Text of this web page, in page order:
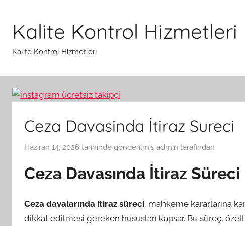
Kalite Kontrol Hizmetleri
Kalite Kontrol Hizmetleri
Ceza Davasinda İtiraz Sureci
Haziran 14, 2026 tarihinde gönderilmiş admin tarafından
Ceza Davasında İtiraz Süreci
Ceza davalarında itiraz süreci, mahkeme kararlarına
dikkat edilmesi gereken hususları kapsar. Bu süreç,